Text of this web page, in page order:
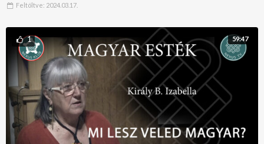
Feltöltve: 2024.03.17.
59:47
1